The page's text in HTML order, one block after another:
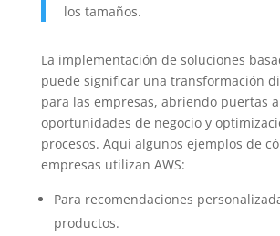
los tamaños.
La implementación de soluciones
puede significar una transformación
para las empresas, abriendo puertas
oportunidades de negocio y
procesos. Aquí algunos ejemplos de
empresas utilizan AWS:
Para recomendaciones
productos.